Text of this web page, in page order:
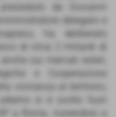
da Giovanni
delegato e
ha deliberato
di circa 2 miliardi di
sui mercati esteri,
e Cooperazione
vicinanza al territorio,
si è svolto fuori
a Roma, riunendosi a